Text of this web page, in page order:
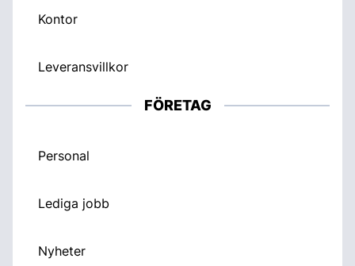
Kontor
Leveransvillkor
FÖRETAG
Personal
Lediga jobb
Nyheter